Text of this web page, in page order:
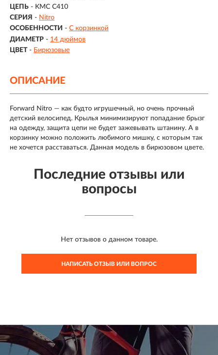
ЦЕПЬ - KMC C410
СЕРИЯ - Nitro
ОСОБЕННОСТИ - С корзинкой
ДИАМЕТР - 14 дюймов
ЦВЕТ - Бирюзовые
ОПИСАНИЕ
Forward Nitro — как будто игрушечный, но очень прочный
детский велосипед. Крылья минимизируют попадание брызг
на одежду, защита цепи не будет зажевывать штанину. А в
корзинку можно положить любимого мишку, с которым так
не хочется расставаться. Данная модель в бирюзовом цвете.
Последние отзывы или
вопросы
Нет отзывов о данном товаре.
НАПИСАТЬ ОТЗЫВ ИЛИ ВОПРОС